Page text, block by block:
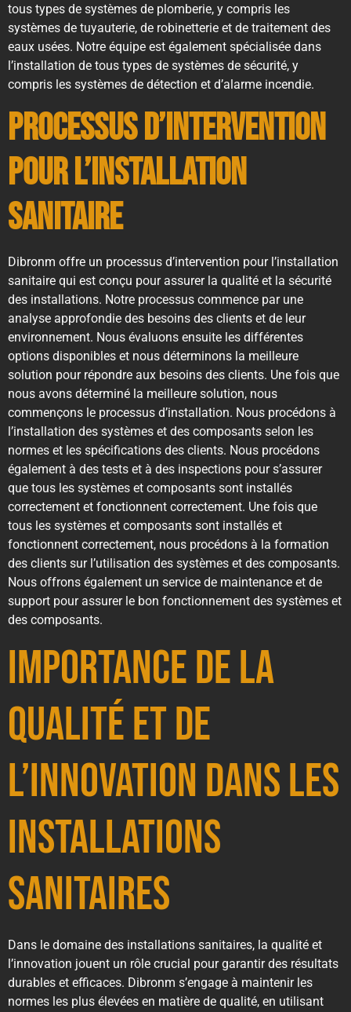
tous types de systèmes de plomberie, y compris les
systèmes de tuyauterie, de robinetterie et de traitement des
eaux usées. Notre équipe est également spécialisée dans
l’installation de tous types de systèmes de sécurité, y
compris les systèmes de détection et d’alarme incendie.
Processus d’intervention
pour l’installation
sanitaire
Dibronm offre un processus d’intervention pour l’installation
sanitaire qui est conçu pour assurer la qualité et la sécurité
des installations. Notre processus commence par une
analyse approfondie des besoins des clients et de leur
environnement. Nous évaluons ensuite les différentes
options disponibles et nous déterminons la meilleure
solution pour répondre aux besoins des clients. Une fois que
nous avons déterminé la meilleure solution, nous
commençons le processus d’installation. Nous procédons à
l’installation des systèmes et des composants selon les
normes et les spécifications des clients. Nous procédons
également à des tests et à des inspections pour s’assurer
que tous les systèmes et composants sont installés
correctement et fonctionnent correctement. Une fois que
tous les systèmes et composants sont installés et
fonctionnent correctement, nous procédons à la formation
des clients sur l’utilisation des systèmes et des composants.
Nous offrons également un service de maintenance et de
support pour assurer le bon fonctionnement des systèmes et
des composants.
Importance de la
qualité et de
l’innovation dans les
installations
sanitaires
Dans le domaine des installations sanitaires, la qualité et
l’innovation jouent un rôle crucial pour garantir des résultats
durables et efficaces. Dibronm s’engage à maintenir les
normes les plus élevées en matière de qualité, en utilisant